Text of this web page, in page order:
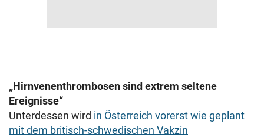
„Hirnvenenthrombosen sind extrem seltene
Ereignisse“
Unterdessen wird in Österreich vorerst wie geplant
mit dem britisch-schwedischen Vakzin